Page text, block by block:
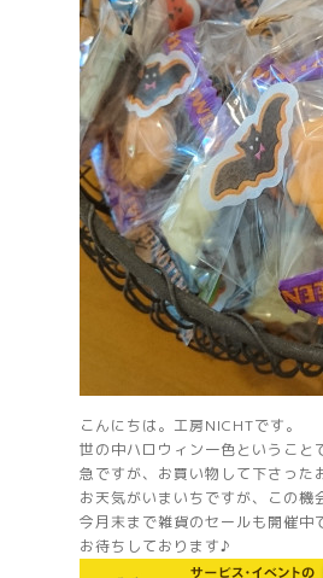
こんにちは。工房NICHTです。
世の中ハロウィン一色ということ
急ですが、お買い物して下さった
お天気がいまいちですが、この機
今月末まで雑貨のセールも開催中
お待ちしております♪